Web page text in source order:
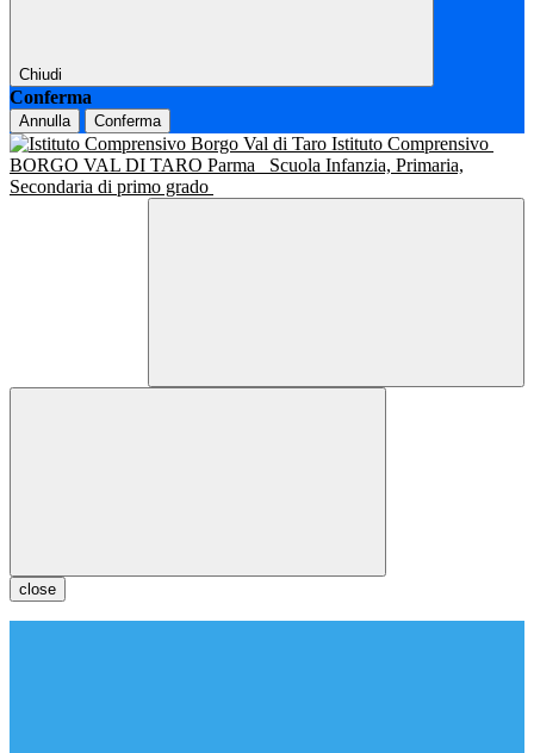
Chiudi
Conferma
Annulla Conferma
Istituto Comprensivo
BORGO VAL DI TARO Parma
Scuola Infanzia, Primaria,
Secondaria di primo grado
close